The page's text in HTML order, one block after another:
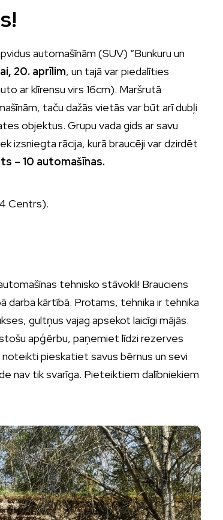
automašīnām (SUV) “Bunkuru un
20. aprīlim, un tajā var piedalīties
ar klīrensu virs 16cm). Maršrutā
taču dažās vietās var būt arī dubļi
objektus. Grupu vada gids ar savu
izsniegta rācija, kurā braucēji var dzirdēt
– 10 automašīnas.
Centrs).
tehnisko stāvokli! Brauciens
darba kārtībā. Protams, tehnika ir tehnika
gultņus vajag apsekot laicīgi mājās.
apģērbu, paņemiet līdzi rezerves
pieskatiet savus bērnus un sevi
nav tik svarīga. Pieteiktiem dalībniekiem